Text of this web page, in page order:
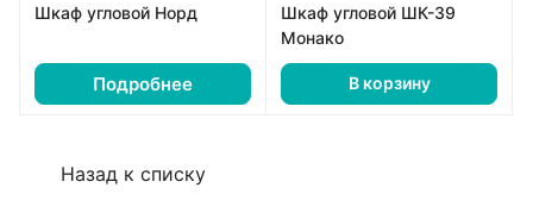
Шкаф угловой Норд
Подробнее
Шкаф угловой ШК-39
Монако
В корзину
Назад к списку